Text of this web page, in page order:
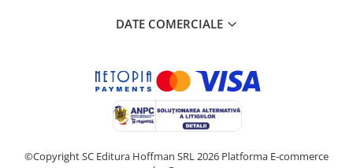
DATE COMERCIALE
©Copyright SC Editura Hoffman SRL 2026 Platforma E-commerce